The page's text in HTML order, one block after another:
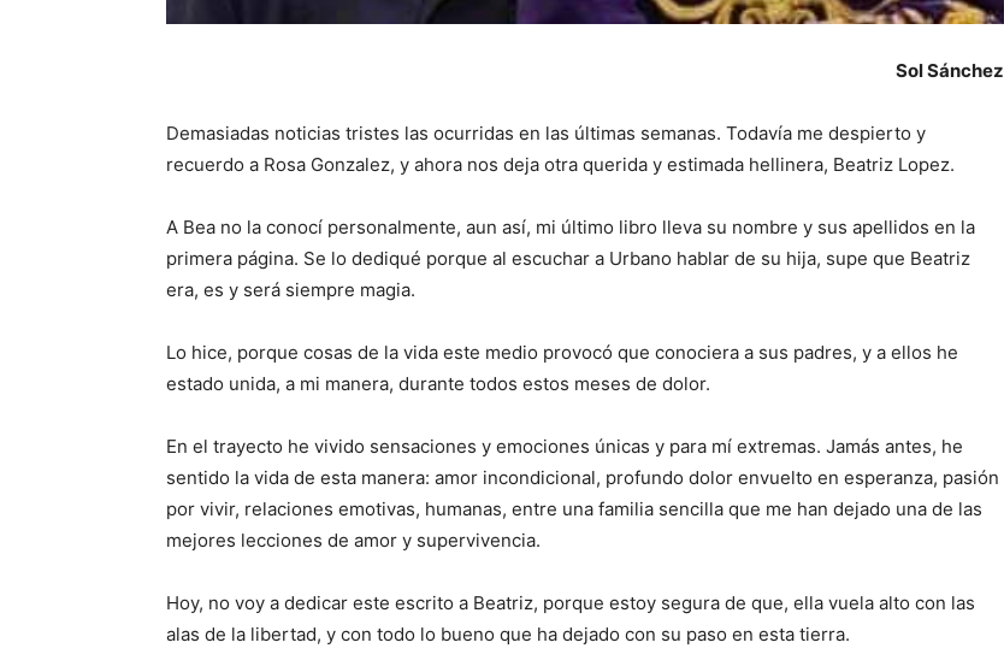
Sol Sánchez
Demasiadas noticias tristes las ocurridas en las últimas semanas. Todavía me despierto y
recuerdo a Rosa Gonzalez, y ahora nos deja otra querida y estimada hellinera, Beatriz Lopez.
A Bea no la conocí personalmente, aun así, mi último libro lleva su nombre y sus apellidos en la
primera página. Se lo dediqué porque al escuchar a Urbano hablar de su hija, supe que Beatriz
era, es y será siempre magia.
Lo hice, porque cosas de la vida este medio provocó que conociera a sus padres, y a ellos he
estado unida, a mi manera, durante todos estos meses de dolor.
En el trayecto he vivido sensaciones y emociones únicas y para mí extremas. Jamás antes, he
sentido la vida de esta manera: amor incondicional, profundo dolor envuelto en esperanza, pasión
por vivir, relaciones emotivas, humanas, entre una familia sencilla que me han dejado una de las
mejores lecciones de amor y supervivencia.
Hoy, no voy a dedicar este escrito a Beatriz, porque estoy segura de que, ella vuela alto con las
alas de la libertad, y con todo lo bueno que ha dejado con su paso en esta tierra.